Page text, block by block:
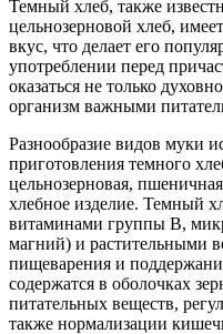
Темный хлеб, также
цельнозерновой хлеб,
вкус, что делает его
употреблении перед
оказаться не только
организм важными
Разнообразие видов муки
приготовления темного
цельнозерновая,
хлебное изделие. Темный
витаминами группы В,
магний) и растительными
пищеварения и
содержатся в оболочках
питательных веществ,
также нормализации